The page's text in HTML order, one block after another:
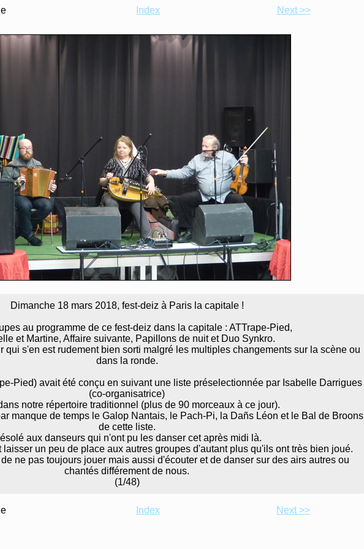
Index Next >>
Dimanche 18 mars 2018, fest-deiz à Paris la capitale !
au programme de ce fest-deiz dans la capitale : ATTrape-Pied,
et Martine, Affaire suivante, Papillons de nuit et Duo Synkro.
qui s'en est rudement bien sorti malgré les multiples changements sur la scène ou
dans la ronde.
Pied) avait été conçu en suivant une liste préselectionnée par Isabelle Darrigues
(co-organisatrice)
notre répertoire traditionnel (plus de 90 morceaux à ce jour).
manque de temps le Galop Nantais, le Pach-Pi, la Dañs Léon et le Bal de Broons
de cette liste.
aux danseurs qui n'ont pu les danser cet après midi là.
laisser un peu de place aux autres groupes d'autant plus qu'ils ont très bien joué.
ne pas toujours jouer mais aussi d'écouter et de danser sur des airs autres ou
chantés différement de nous.
(1/48)
Index Next >>